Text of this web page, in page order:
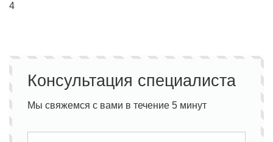
4
Консультация специалиста
Мы свяжемся с вами в течение 5 минут